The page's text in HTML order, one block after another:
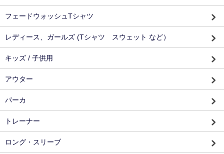
フェードウォッシュTシャツ
レディース、ガールズ (Tシャツ スウェット など）
キッズ / 子供用
アウター
パーカ
トレーナー
ロング・スリーブ